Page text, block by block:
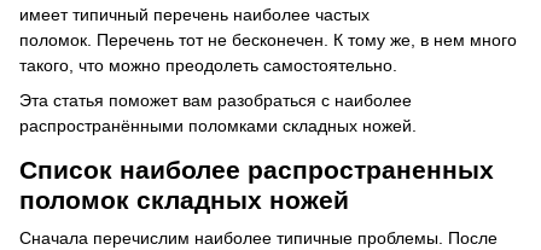
имеет типичный перечень наиболее частых
поломок. Перечень тот не бесконечен. К тому же, в нем много
такого, что можно преодолеть самостоятельно.
Эта статья поможет вам разобраться с наиболее
распространёнными поломками складных ножей.
Список наиболее распространенных
поломок складных ножей
Сначала перечислим наиболее типичные проблемы. После